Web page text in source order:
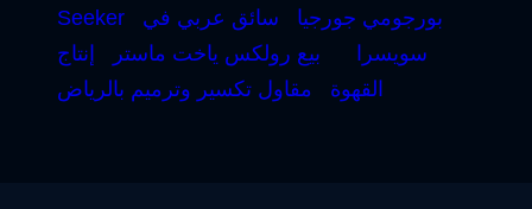
Seeker
بورجومي جورجيا
سائق عربي في
سويسرا
بيع رولكس ياخت ماستر
إنتاج
القهوة
مقاول تكسير وترميم بالرياض